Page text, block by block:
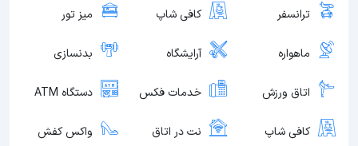
ترانسفر کافی شاپ میز تور
ماهواره آرایشگاه بدنسازی
اتاق ورزش خدمات فکس دستگاه ATM
کافی شاپ نت در اتاق واکس کفش